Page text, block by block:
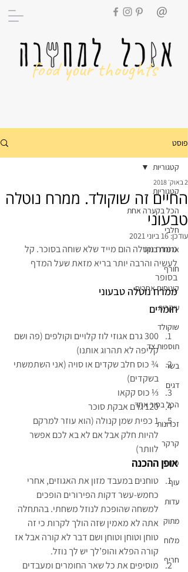
food your thoughts
פוסט
קטגוריות
הכל בקערה אחת
חלבי
ארוחת בוקר
חורף
קינוחים אחרים
עיקרית
שוקולד
תוספות צד
בשר
דגים
הכל בסיר אחד
זכרונות
קרקר
פרווה
עוף
עדות
מתוק
מלוח
חריף
קטגוריות
החיים זה שוקולד. ממרח נוטלה
טבעוני
2 באוק׳ 2018
עודכן:16 ביוני 2021
ממרח נוטלה הום מייד שלא שוחה בסוכר. קל
לעשיה והרבה יותר בריא מזאת שעל המדף
בסופר
ממרח נוטלה טבעוני
חומרים
300 גרם אגוזי לוז קלויים וקולפים (פה ושם
קליפה לא תהרוג אותנו)
¾ כוס חלב שקדים או סויה (אני השתמשתי
בשקדים)
⅓ כוס קקאו
120 גרם אבקת סוכר
1 כפית שמן קנולה (הוא עוזר למרקם
להיות חלק אבל אם לא בא לכם אפשר
לוותר)
אופן ההכנה
טוחנים במעבד מזון את האגוזים, אחרי
כחמש-עשר דקות הפירורים הופכים
למשחה שהופכת לנוזל משחתי. בהתחלה
אתה לא מאמין שזה הולך לקרות כי זה
טוחן וטוחן וטוחן ושם דבר לא קורה אבל אז
קורה הפלא והופ’לך יש לך נוזל.
מוסיפים את כל שאר החומרים ומעבדים